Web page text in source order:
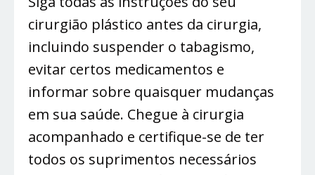
cirurgião plástico antes da cirurgia,
incluindo suspender o tabagismo,
evitar certos medicamentos e
informar sobre quaisquer mudanças
em sua saúde. Chegue à cirurgia
acompanhado e certifique-se de ter
todos os suprimentos necessários